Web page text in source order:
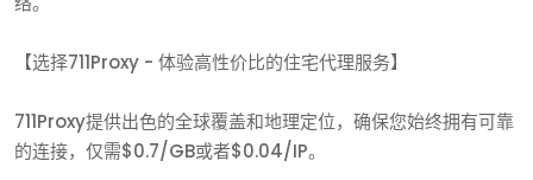
【选择711Proxy - 体验高性价比的住宅代理服务】
711Proxy提供出色的全球覆盖和地理定位，确保您始终拥有可靠
的连接，仅需$0.7/GB或者$0.04/IP。